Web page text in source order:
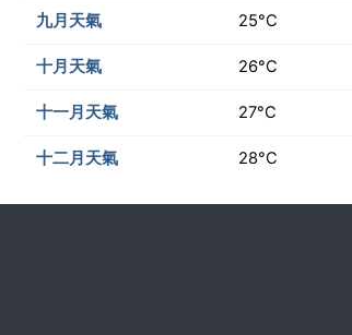
九月天氣 25°C
十月天氣 26°C
十一月天氣 27°C
十二月天氣 28°C